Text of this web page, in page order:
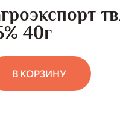
40г
В КОРЗИНУ